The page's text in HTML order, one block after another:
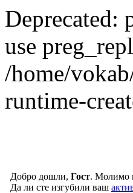
Deprecated:
use
/home/
runtime-
Добро дошли, Гост. Молимо
Да ли сте изгубили ваш